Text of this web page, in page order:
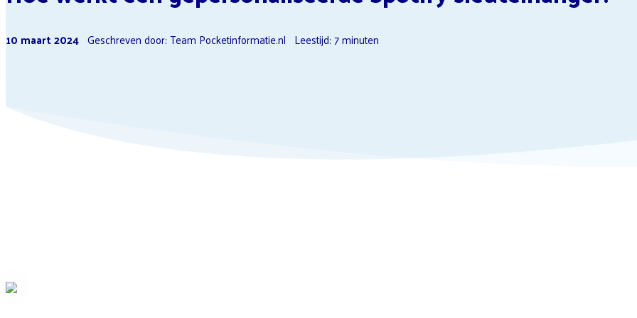
Video streamingdiensten
10 maart 2024 Geschreven door: Team Pocketinformatie.nl Leestijd:7minuten